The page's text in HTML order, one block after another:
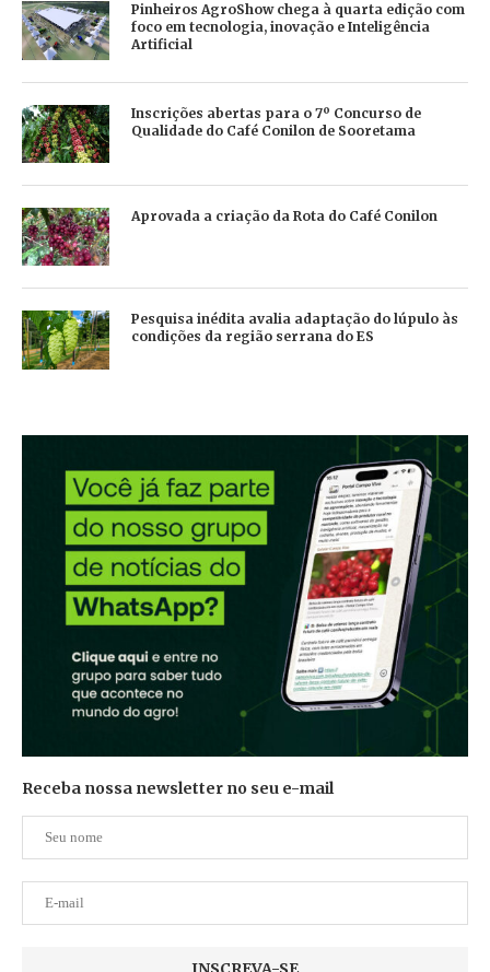
Pinheiros AgroShow chega à quarta edição com
foco em tecnologia, inovação e Inteligência
Artificial
Inscrições abertas para o 7º Concurso de
Qualidade do Café Conilon de Sooretama
Aprovada a criação da Rota do Café Conilon
Pesquisa inédita avalia adaptação do lúpulo às
condições da região serrana do ES
Receba nossa newsletter no seu e-mail